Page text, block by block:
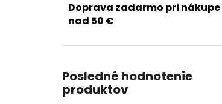
Doprava zadarmo pri nákupe
nad 50 €
Posledné hodnotenie
produktov